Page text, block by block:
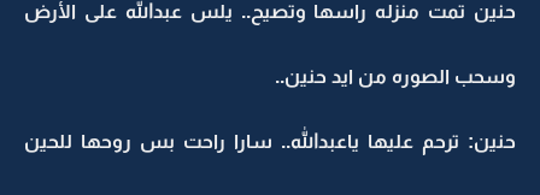
حنين تمت منزله راسها وتصيح.. يلس عبدالله على الأرض
وسحب الصوره من ايد حنين..
حنين: ترحم عليها ياعبدالله.. سارا راحت بس روحها للحين